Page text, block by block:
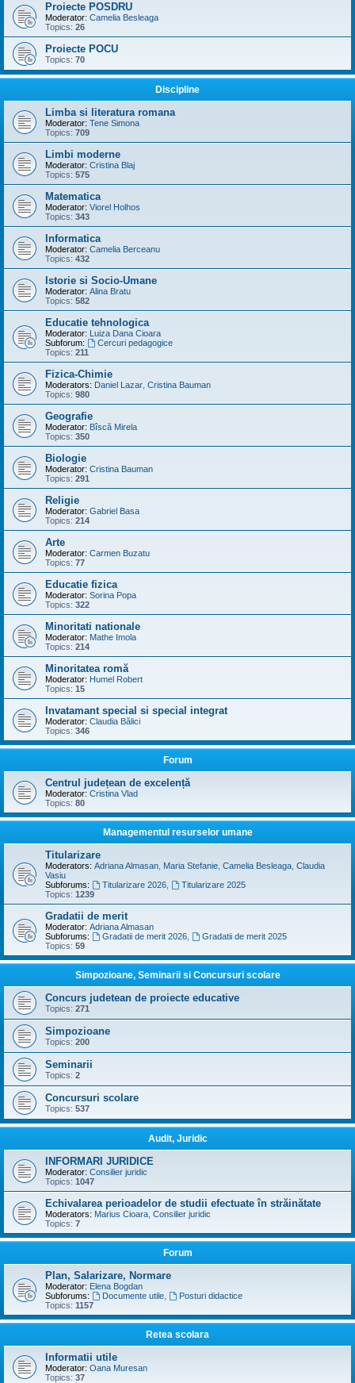
Proiecte POSDRU
Moderator: Camelia Besleaga
Topics: 26
Proiecte POCU
Topics: 70
Discipline
Limba si literatura romana
Moderator: Tene Simona
Topics: 709
Limbi moderne
Moderator: Cristina Blaj
Topics: 575
Matematica
Moderator: Viorel Holhos
Topics: 343
Informatica
Moderator: Camelia Berceanu
Topics: 432
Istorie si Socio-Umane
Moderator: Alina Bratu
Topics: 582
Educatie tehnologica
Moderator: Luiza Dana Cioara
Subforum:
Cercuri pedagogice
Topics: 211
Fizica-Chimie
Moderators: Daniel Lazar Cristina Bauman
Topics: 980
Geografie
Moderator: Bîscă Mirela
Topics: 350
Biologie
Moderator: Cristina Bauman
Topics: 291
Religie
Moderator: Gabriel Basa
Topics: 214
Arte
Moderator: Carmen Buzatu
Topics: 77
Educatie fizica
Moderator: Sorina Popa
Topics: 322
Minoritati nationale
Moderator: Mathe Imola
Topics: 214
Minoritatea romă
Moderator: Humel Robert
Topics: 15
Invatamant special si special integrat
Moderator: Claudia Bălici
Topics: 346
Forum
Centrul județean de excelență
Moderator: Cristina Vlad
Topics: 80
Managementul resurselor umane
Titularizare
Moderators: Adriana Almasan Maria Stefanie Camelia Besleaga Claudia
Vasiu
Subforums:
Titularizare 2026,
Titularizare 2025
Topics: 1239
Gradatii de merit
Moderator: Adriana Almasan
Subforums:
Gradatii de merit 2026,
Gradatii de merit 2025
Topics: 59
Simpozioane, Seminarii si Concursuri scolare
Concurs judetean de proiecte educative
Topics: 271
Simpozioane
Topics: 200
Seminarii
Topics: 2
Concursuri scolare
Topics: 537
Audit, Juridic
INFORMARI JURIDICE
Moderator: Consilier juridic
Topics: 1047
Echivalarea perioadelor de studii efectuate în străinătate
Moderators: Marius Cioara Consilier juridic
Topics: 7
Forum
Plan, Salarizare, Normare
Moderator: Elena Bogdan
Subforums:
Documente utile,
Posturi didactice
Topics: 1157
Retea scolara
Informatii utile
Moderator: Oana Muresan
Topics: 37